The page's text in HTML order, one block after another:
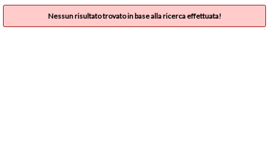
Nessun risultato trovato in base alla ricerca effettuata!